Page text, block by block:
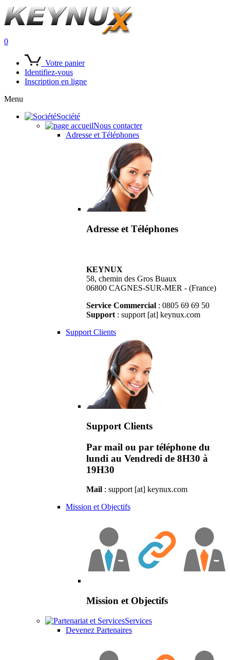
0
Votre panier
Identifiez-vous
Inscription en ligne
Menu
Société
Nous contacter
Adresse et Téléphones
Adresse et Téléphones
KEYNUX
58, chemin des Gros Buaux
06800 CAGNES-SUR-MER - (France)
Service Commercial : 0805 69 69 50
Support : support [at] keynux.com
Support Clients
Support Clients
Par mail ou par téléphone du
lundi au Vendredi de 8H30 à
19H30
Mail : support [at] keynux.com
Mission et Objectifs
Mission et Objectifs
Services
Devenez Partenaires